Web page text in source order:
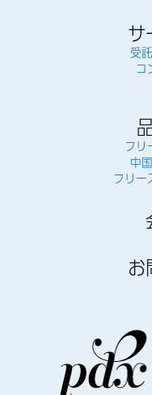
サ
受
コ
フリ
中
フリー
お